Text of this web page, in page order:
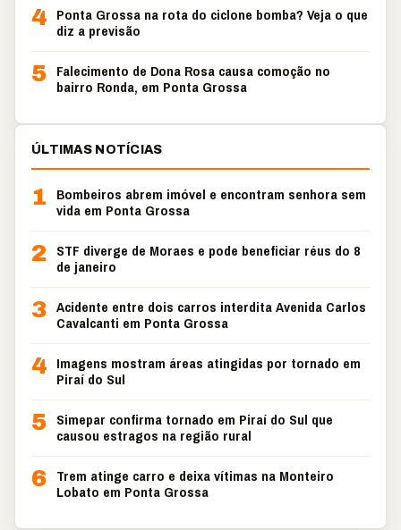
4 Ponta Grossa na rota do ciclone bomba? Veja o que
diz a previsão
5 Falecimento de Dona Rosa causa comoção no
bairro Ronda, em Ponta Grossa
ÚLTIMAS NOTÍCIAS
1
Bombeiros abrem imóvel e encontram senhora sem
vida em Ponta Grossa
2
STF diverge de Moraes e pode beneficiar réus do 8
de janeiro
3 Acidente entre dois carros interdita Avenida Carlos
Cavalcanti em Ponta Grossa
4 Imagens mostram áreas atingidas por tornado em
Piraí do Sul
5 Simepar confirma tornado em Piraí do Sul que
causou estragos na região rural
6 Trem atinge carro e deixa vítimas na Monteiro
Lobato em Ponta Grossa